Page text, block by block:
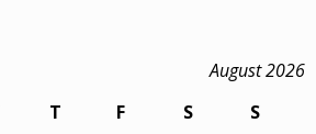
August 2026
T F S
S